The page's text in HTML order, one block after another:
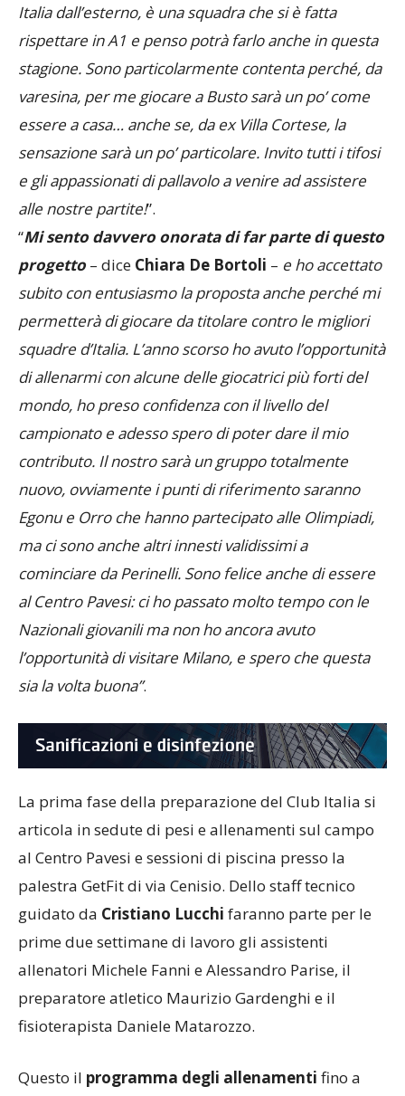
Italia dall’esterno, è una squadra che si è fatta
rispettare in A1 e penso potrà farlo anche in questa
stagione. Sono particolarmente contenta perché, da
varesina, per me giocare a Busto sarà un po’ come
essere a casa… anche se, da ex Villa Cortese, la
sensazione sarà un po’ particolare. Invito tutti i tifosi
e gli appassionati di pallavolo a venire ad assistere
alle nostre partite!”.
“Mi sento davvero onorata di far parte di questo
progetto – dice Chiara De Bortoli – e ho accettato
subito con entusiasmo la proposta anche perché mi
permetterà di giocare da titolare contro le migliori
squadre d’Italia. L’anno scorso ho avuto l’opportunità
di allenarmi con alcune delle giocatrici più forti del
mondo, ho preso confidenza con il livello del
campionato e adesso spero di poter dare il mio
contributo. Il nostro sarà un gruppo totalmente
nuovo, ovviamente i punti di riferimento saranno
Egonu e Orro che hanno partecipato alle Olimpiadi,
ma ci sono anche altri innesti validissimi a
cominciare da Perinelli. Sono felice anche di essere
al Centro Pavesi: ci ho passato molto tempo con le
Nazionali giovanili ma non ho ancora avuto
l’opportunità di visitare Milano, e spero che questa
sia la volta buona”.
La prima fase della preparazione del Club Italia si
articola in sedute di pesi e allenamenti sul campo
al Centro Pavesi e sessioni di piscina presso la
palestra GetFit di via Cenisio. Dello staff tecnico
guidato da Cristiano Lucchi faranno parte per le
prime due settimane di lavoro gli assistenti
allenatori Michele Fanni e Alessandro Parise, il
preparatore atletico Maurizio Gardenghi e il
fisioterapista Daniele Matarozzo.
Questo il programma degli allenamenti fino a